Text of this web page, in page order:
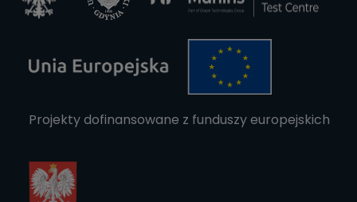
Projekty dofinansowane z funduszy europejskich